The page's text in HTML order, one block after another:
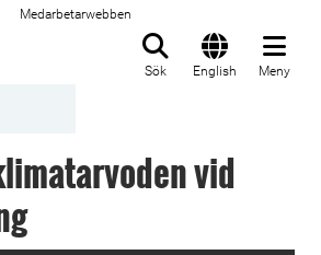
Medarbetarwebben
Sök English Meny
vid